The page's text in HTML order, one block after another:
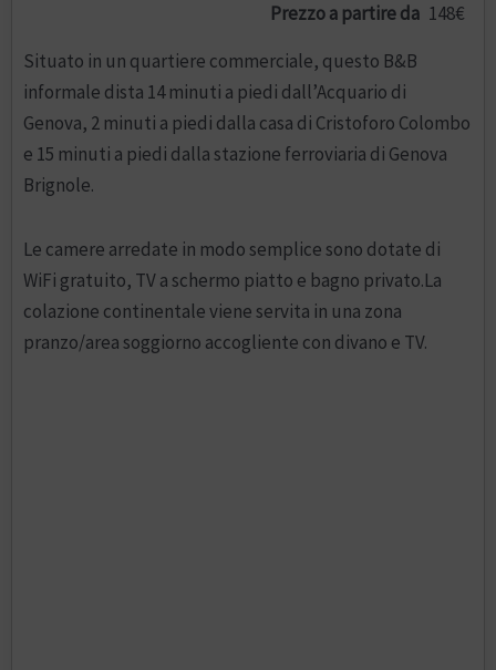
Prezzo a partire da 148€
Situato in un quartiere commerciale, questo B&B
informale dista 14 minuti a piedi dall’Acquario di
Genova, 2 minuti a piedi dalla casa di Cristoforo Colombo
e 15 minuti a piedi dalla stazione ferroviaria di Genova
Brignole.
Le camere arredate in modo semplice sono dotate di
WiFi gratuito, TV a schermo piatto e bagno privato.La
colazione continentale viene servita in una zona
pranzo/area soggiorno accogliente con divano e TV.